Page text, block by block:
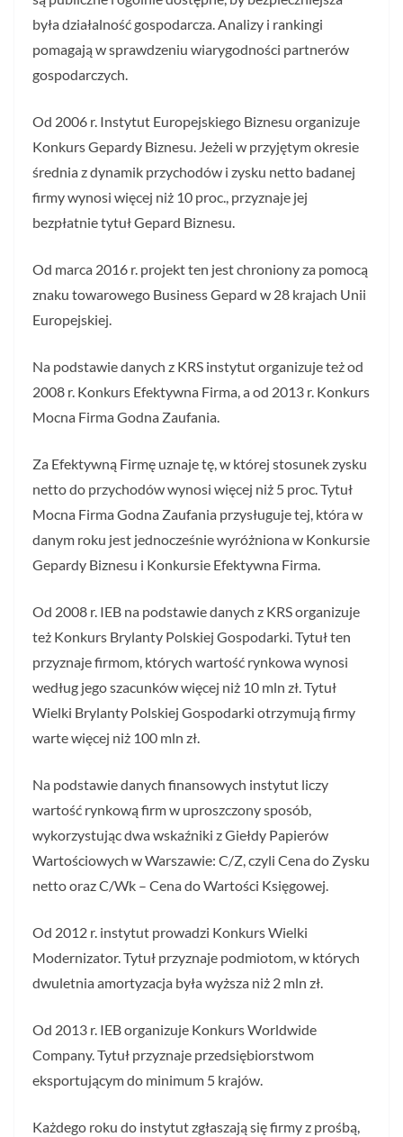
była działalność gospodarcza. Analizy i rankingi
pomagają w sprawdzeniu wiarygodności partnerów
gospodarczych.
Od 2006 r. Instytut Europejskiego Biznesu organizuje
Konkurs Gepardy Biznesu. Jeżeli w przyjętym okresie
średnia z dynamik przychodów i zysku netto badanej
firmy wynosi więcej niż 10 proc., przyznaje jej
bezpłatnie tytuł Gepard Biznesu.
Od marca 2016 r. projekt ten jest chroniony za pomocą
znaku towarowego Business Gepard w 28 krajach Unii
Europejskiej.
Na podstawie danych z KRS instytut organizuje też od
2008 r. Konkurs Efektywna Firma, a od 2013 r. Konkurs
Mocna Firma Godna Zaufania.
Za Efektywną Firmę uznaje tę, w której stosunek zysku
netto do przychodów wynosi więcej niż 5 proc. Tytuł
Mocna Firma Godna Zaufania przysługuje tej, która w
danym roku jest jednocześnie wyróżniona w Konkursie
Gepardy Biznesu i Konkursie Efektywna Firma.
Od 2008 r. IEB na podstawie danych z KRS organizuje
też Konkurs Brylanty Polskiej Gospodarki. Tytuł ten
przyznaje firmom, których wartość rynkowa wynosi
według jego szacunków więcej niż 10 mln zł. Tytuł
Wielki Brylanty Polskiej Gospodarki otrzymują firmy
warte więcej niż 100 mln zł.
Na podstawie danych finansowych instytut liczy
wartość rynkową firm w uproszczony sposób,
wykorzystując dwa wskaźniki z Giełdy Papierów
Wartościowych w Warszawie: C/Z, czyli Cena do Zysku
netto oraz C/Wk – Cena do Wartości Księgowej.
Od 2012 r. instytut prowadzi Konkurs Wielki
Modernizator. Tytuł przyznaje podmiotom, w których
dwuletnia amortyzacja była wyższa niż 2 mln zł.
Od 2013 r. IEB organizuje Konkurs Worldwide
Company. Tytuł przyznaje przedsiębiorstwom
eksportującym do minimum 5 krajów.
Każdego roku do instytut zgłaszają się firmy z prośbą,